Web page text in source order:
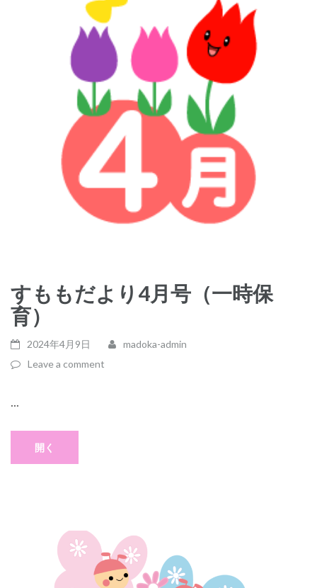
すももだより4月号（一時保
育）
2024年4月9日
madoka-admin
Leave a comment
...
開く